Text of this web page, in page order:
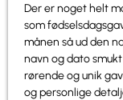
Der er noget helt
som
månen så ud den
navn og dato
rørende og unik
og personlige